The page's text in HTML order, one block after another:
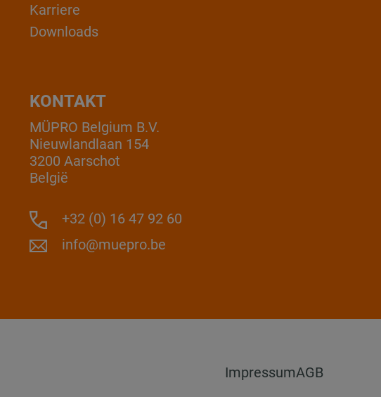
Karriere
Downloads
KONTAKT
MÜPRO Belgium B.V.
Nieuwlandlaan 154
3200 Aarschot
België
+32 (0) 16 47 92 60
info@muepro.be
ImpressumAGB